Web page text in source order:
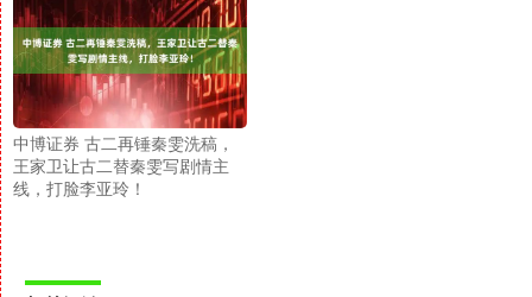
中博证券 古二再锤秦雯洗稿，
王家卫让古二替秦雯写剧情主
线，打脸李亚玲！